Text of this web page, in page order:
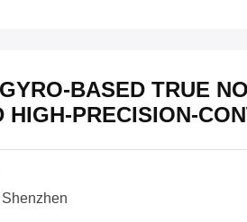
BASED TRUE
HIGH-PRECISION-
Shenzhen